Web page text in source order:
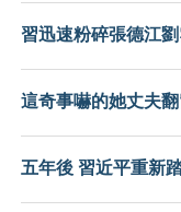
習迅速粉碎張德江
這奇事嚇的她丈夫
五年後 習近平重新